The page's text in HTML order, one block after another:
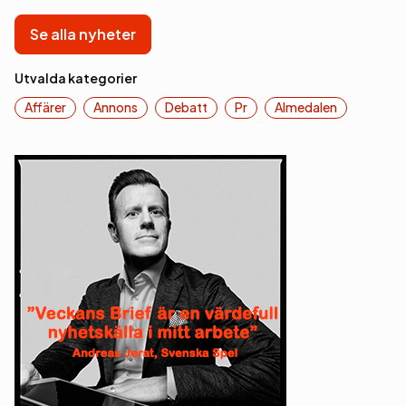
Se alla nyheter
Utvalda kategorier
Affärer
Annons Debatt Pr Almedalen